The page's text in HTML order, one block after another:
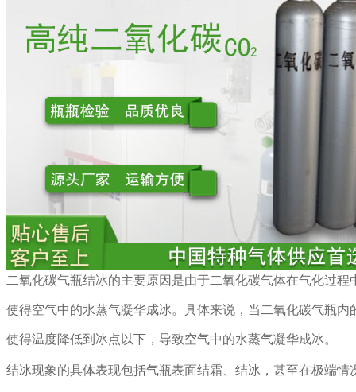
二氧化碳气瓶结冰的主要原因是由于二氧化碳气体在气化过
使得空气中的水蒸气凝华成冰。具体来说，当二氧化碳气瓶
使得温度降低到冰点以下，导致空气中的水蒸气凝华成冰。
结冰现象的具体表现包括气瓶表面结霜、结冰，甚至在极端